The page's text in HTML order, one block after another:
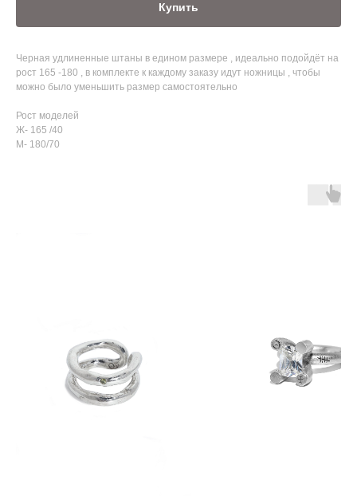
Купить
Черная удлиненные штаны в едином размере , идеально подойдёт на
рост 165 -180 , в комплекте к каждому заказу идут ножницы , чтобы
можно было уменьшить размер самостоятельно
Рост моделей
Ж- 165 /40
М- 180/70